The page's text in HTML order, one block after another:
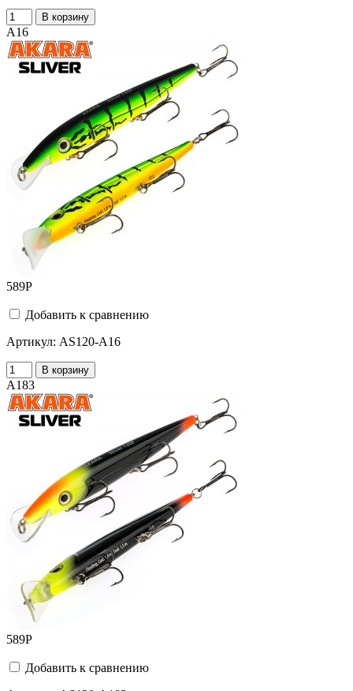
В корзину
A16
589Р
Добавить к сравнению
Артикул: AS120-A16
В корзину
A183
589Р
Добавить к сравнению